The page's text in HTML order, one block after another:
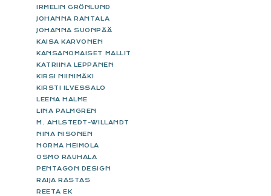
IRMELIN GRÖNLUND
JOHANNA RANTALA
JOHANNA SUONPÄÄ
KAISA KARVONEN
KANSANOMAISET MALLIT
KATRIINA LEPPÄNEN
KIRSI NIINIMÄKI
KIRSTI ILVESSALO
LEENA HALME
LINA PALMGREN
M. AHLSTEDT-WILLANDT
NINA NISONEN
NORMA HEIMOLA
OSMO RAUHALA
PENTAGON DESIGN
RAIJA RASTAS
REETA EK